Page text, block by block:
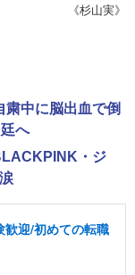
《杉山実》
粛中に脳出血で倒
へ
・ジ
迎/初めての転職